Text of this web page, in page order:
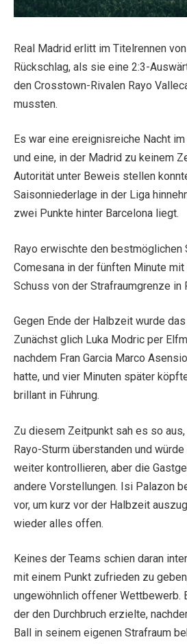
Real Madrid erlitt im Titelrennen
Rückschlag, als sie eine 2:3-
den Crosstown-Rivalen Rayo
mussten.
Es war eine ereignisreiche Nacht
und eine, in der Madrid zu keinem
Autorität unter Beweis stellen
Saisonniederlage in der Liga
zwei Punkte hinter Barcelona liegt.
Rayo erwischte den bestmöglichen
Comesana in der fünften Minute
Schuss von der Strafraumgrenze in
Gegen Ende der Halbzeit wurde
Zunächst glich Luka Modric per
nachdem Fran Garcia Marco
hatte, und vier Minuten später
brillant in Führung.
Zu diesem Zeitpunkt sah es so
Rayo-Sturm überstanden und
weiter kontrollieren, aber die
andere Vorstellungen. Isi Palazon
vor, um kurz vor der Halbzeit
wieder alles offen.
Keines der Teams schien daran
mit einem Punkt zufrieden zu
ungewöhnlich offener Wettbewerb.
der den Durchbruch erzielte,
Ball in seinem eigenen Strafraum